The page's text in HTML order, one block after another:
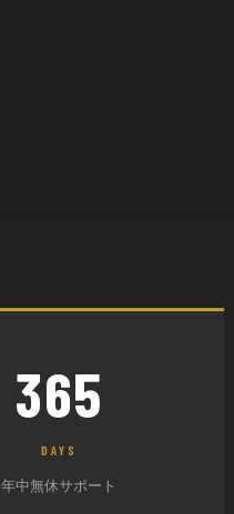
365
DAYS
年中無休サポート